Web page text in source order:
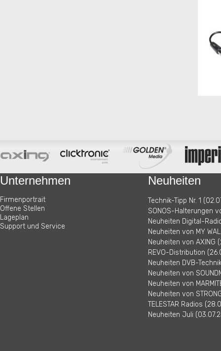
Unternehmen
Firmenportrait
Offene Stellen
Lageplan
Support und Service
Neuheiten
Technik-Tipp Nr. 1
SONOS-Halterungen
Neuheiten Digital-
Neuheiten von MY
Neuheiten von AXING
REVO-Distribution
Neuheiten DVB-
Neuheiten von
Neuheiten von
Neuheiten von
TELESTAR Radios
Neuheiten Juli